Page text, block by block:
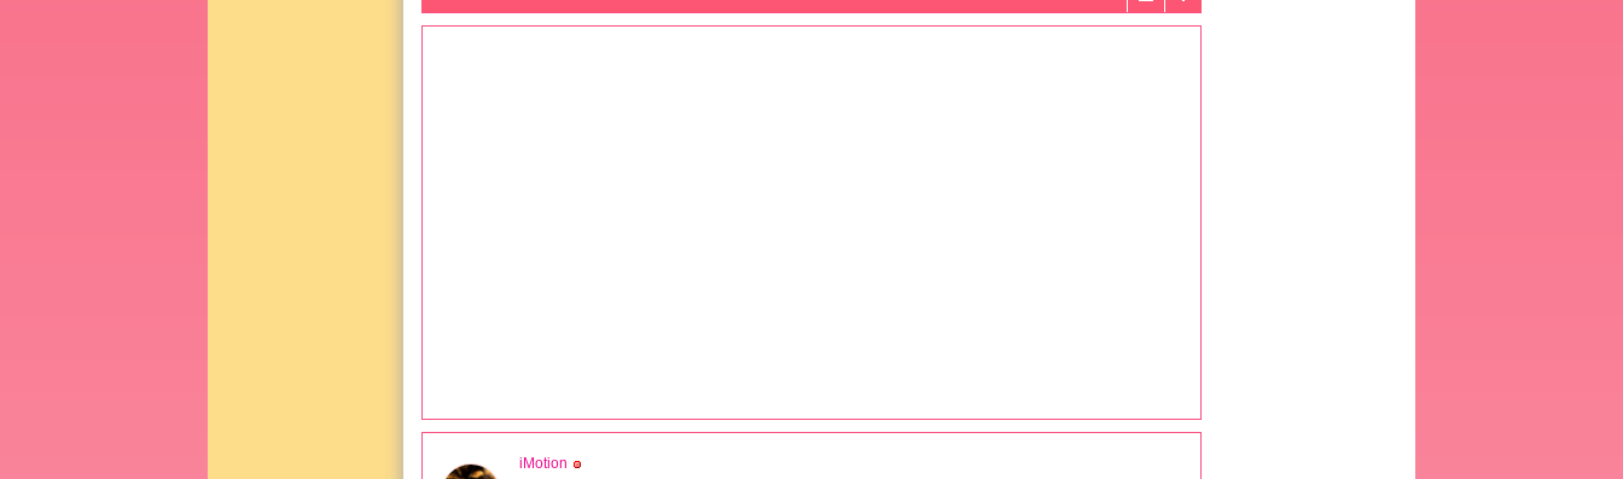
iMotion